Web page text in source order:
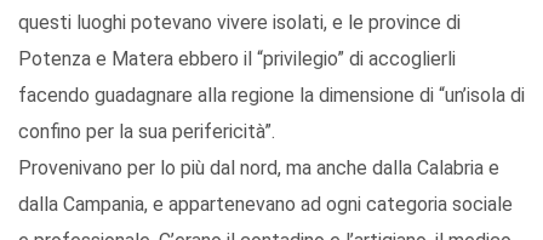
questi luoghi potevano vivere isolati, e le province di
Potenza e Matera ebbero il “privilegio” di accoglierli
facendo guadagnare alla regione la dimensione di “un’isola di
confino per la sua perifericità”.
Provenivano per lo più dal nord, ma anche dalla Calabria e
dalla Campania, e appartenevano ad ogni categoria sociale